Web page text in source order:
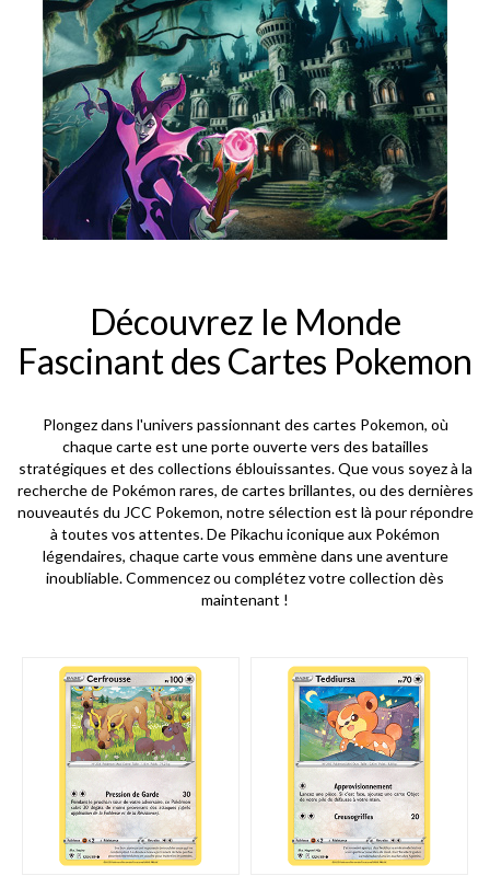
Découvrez le Monde
Fascinant des Cartes Pokemon
Plongez dans l'univers passionnant des cartes Pokemon, où
chaque carte est une porte ouverte vers des batailles
stratégiques et des collections éblouissantes. Que vous soyez à la
recherche de Pokémon rares, de cartes brillantes, ou des dernières
nouveautés du JCC Pokemon, notre sélection est là pour répondre
à toutes vos attentes. De Pikachu iconique aux Pokémon
légendaires, chaque carte vous emmène dans une aventure
inoubliable. Commencez ou complétez votre collection dès
maintenant !